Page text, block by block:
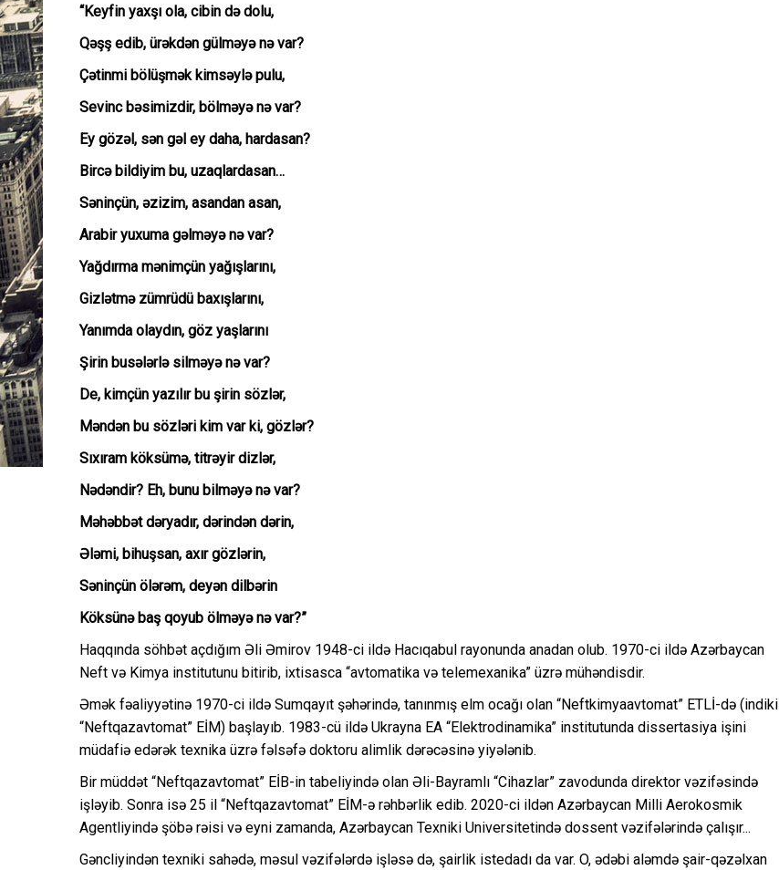
“Keyfin yaxşı ola, cibin də dolu,
Qəşş edib, ürəkdən gülməyə nə var?
Çətinmi bölüşmək kimsəylə pulu,
Sevinc bəsimizdir, bölməyə nə var?
Ey gözəl, sən gəl ey daha, hardasan?
Bircə bildiyim bu, uzaqlardasan…
Səninçün, əzizim, asandan asan,
Arabir yuxuma gəlməyə nə var?
Yağdırma mənimçün yağışlarını,
Gizlətmə zümrüdü baxışlarını,
Yanımda olaydın, göz yaşlarını
Şirin busələrlə silməyə nə var?
De, kimçün yazılır bu şirin sözlər,
Məndən bu sözləri kim var ki, gözlər?
Sıxıram köksümə, titrəyir dizlər,
Nədəndir? Eh, bunu bilməyə nə var?
Məhəbbət dəryadır, dərindən dərin,
Ələmi, bihuşsan, axır gözlərin,
Səninçün ölərəm, deyən dilbərin
Köksünə baş qoyub ölməyə nə var?”
Haqqında söhbət açdığım Əli Əmirov 1948-ci ildə Hacıqabul rayonunda anadan olub. 1970-ci ildə Azərbaycan
Neft və Kimya institutunu bitirib, ixtisasca “avtomatika və telemexanika” üzrə mühəndisdir.
Əmək fəaliyyətinə 1970-ci ildə Sumqayıt şəhərində, tanınmış elm ocağı olan “Neftkimyaavtomat” ETLİ-də (indiki
“Neftqazavtomat” EİM) başlayıb. 1983-cü ildə Ukrayna EA “Elektrodinamika” institutunda dissertasiya işini
müdafiə edərək texnika üzrə fəlsəfə doktoru alimlik dərəcəsinə yiyələnib.
Bir müddət “Neftqazavtomat” EİB-in tabeliyində olan Əli-Bayramlı “Cihazlar” zavodunda direktor vəzifəsində
işləyib. Sonra isə 25 il “Neftqazavtomat” EİM-ə rəhbərlik edib. 2020-ci ildən Azərbaycan Milli Aerokosmik
Agentliyində şöbə rəisi və eyni zamanda, Azərbaycan Texniki Universitetində dossent vəzifələrində çalışır...
Gəncliyindən texniki sahədə, məsul vəzifələrdə işləsə də, şairlik istedadı da var. O, ədəbi aləmdə şair-qəzəlxan